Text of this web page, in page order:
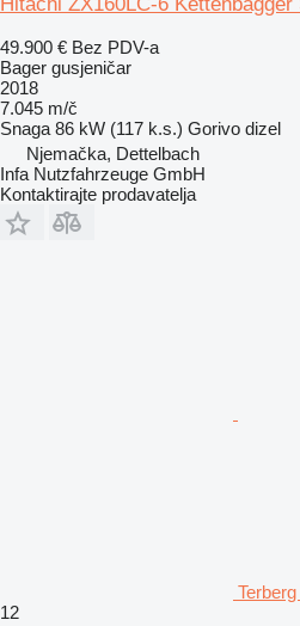
49.900 € Bez PDV-a
Bager gusjeničar
2018
7.045 m/č
Snaga 86 kW (117 k.s.) Gorivo dizel
Njemačka, Dettelbach
Infa Nutzfahrzeuge GmbH
Kontaktirajte prodavatelja
12